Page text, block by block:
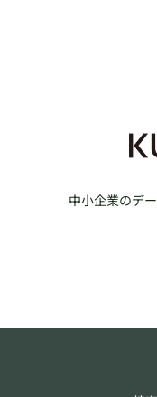
中小企業のデ